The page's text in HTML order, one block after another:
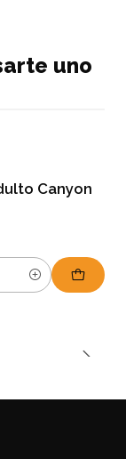
uno
Canyon